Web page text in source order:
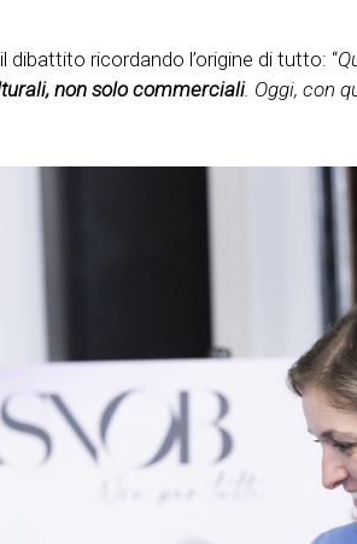
dibattito ricordando l’origine di tutto: “
non solo commerciali. Oggi, con